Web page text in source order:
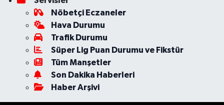
Nöbetçi Eczaneler
Hava Durumu
Trafik Durumu
Süper Lig Puan Durumu ve Fikstür
Tüm Manşetler
Son Dakika Haberleri
Haber Arşivi